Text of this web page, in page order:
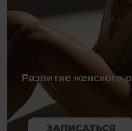
Развитие женского